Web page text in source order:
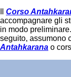
Corso
accompagnare gli
in modo
seguito, assumono
Antahkarana o